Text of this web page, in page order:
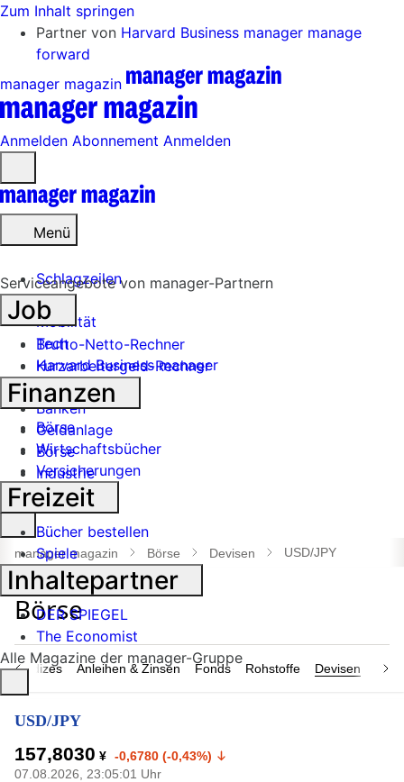
Zum Inhalt springen
Partner von Harvard Business manager manage
forward
manager magazin
Anmelden Abonnement Anmelden
öffnen
Menü
Schlagzeilen
Mobilität
Tech
Harvard Business manager
Handel
Banken
Geldanlage
Börse
Industrie
Suche
öffnen
manager magazin Börse Devisen USD/JPY
& Indizes Anleihen & Zinsen Fonds Rohstoffe Devisen
USD/JPY
157,8030 ¥ -0,6780 (-0,43%)
07.08.2026, 23:05:01 Uhr
Serviceangebote von manager-Partnern
Job
Brutto-Netto-Rechner
Kurzarbeitergeld-Rechner
Finanzen
Börse
Wirtschaftsbücher
Versicherungen
Freizeit
Bücher bestellen
Spiele
Inhaltepartner
DER SPIEGEL
The Economist
Alle Magazine der manager-Gruppe